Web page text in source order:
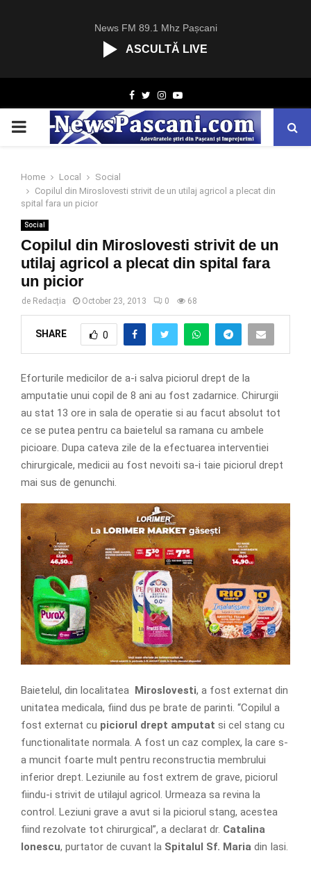
News FM 89.1 Mhz Pașcani
ASCULTĂ LIVE
Facebook
TwitterInstagram
Youtube
PRIMARY
Home Local
Social
Copilul din Miroslovesti strivit de un utilaj agricol a plecat din
spital fara un picior
Social
Copilul din Miroslovesti strivit de un
utilaj agricol a plecat din spital fara
un picior
de Redacția October 23, 2013 0 68
SHARE 0
Eforturile medicilor de a-i salva piciorul drept de la
amputatie unui copil de 8 ani au fost zadarnice. Chirurgii
au stat 13 ore in sala de operatie si au facut absolut tot
ce se putea pentru ca baietelul sa ramana cu ambele
picioare. Dupa cateva zile de la efectuarea interventiei
chirurgicale, medicii au fost nevoiti sa-i taie piciorul drept
mai sus de genunchi.
Baietelul, din localitatea Miroslovesti, a fost externat din
unitatea medicala, fiind dus pe brate de parinti. “Copilul a
fost externat cu piciorul drept amputat si cel stang cu
functionalitate normala. A fost un caz complex, la care s-
a muncit foarte mult pentru reconstructia membrului
inferior drept. Leziunile au fost extrem de grave, piciorul
fiindu-i strivit de utilajul agricol. Urmeaza sa revina la
control. Leziuni grave a avut si la piciorul stang, acestea
fiind rezolvate tot chirurgical”, a declarat dr. Catalina
Ionescu, purtator de cuvant la Spitalul Sf. Maria din Iasi.